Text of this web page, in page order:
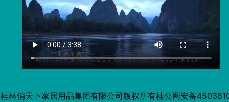
桂林俏天下家居用品集团有限公司版权所有桂公网安备